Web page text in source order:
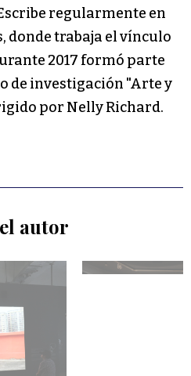
regularmente en
donde trabaja el vínculo
2017 formó parte
de investigación "Arte y
por Nelly Richard.
autor